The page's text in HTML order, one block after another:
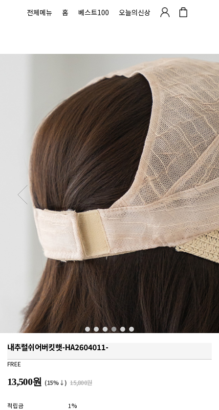
전체메뉴 홈 베스트100 오늘의신상
내추럴쉬어버킷햇-HA2604011-
FREE
13,500원 (15%↓) 15,800원
적립금 1%